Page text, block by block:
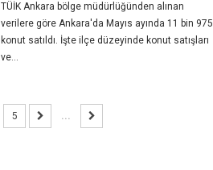
TÜİK Ankara bölge müdürlüğünden alınan
verilere göre Ankara'da Mayıs ayında 11 bin 975
konut satıldı. İşte ilçe düzeyinde konut satışları
ve...
5 ...